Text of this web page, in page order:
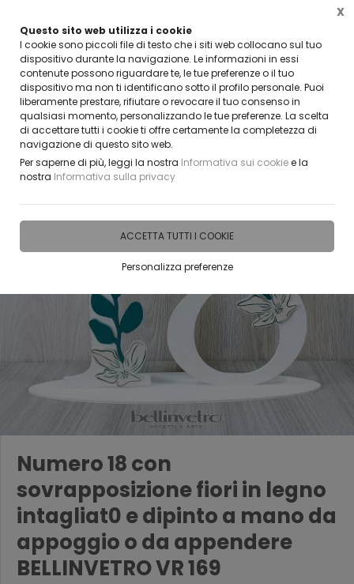
Questo sito web utilizza i cookie
I cookie sono piccoli file di testo che i siti web collocano sul tuo
dispositivo durante la navigazione. Le informazioni in essi
contenute possono riguardare te, le tue preferenze o il tuo
dispositivo ma non ti identificano sotto il profilo personale. Puoi
liberamente prestare, rifiutare o revocare il tuo consenso in
qualsiasi momento, personalizzando le tue preferenze. La scelta
di accettare tutti i cookie ti offre certamente la completezza di
navigazione di questo sito web.
Per saperne di più, leggi la nostra Informativa sui cookiee la
nostra Informativa sulla privacy
ACCETTA TUTTI I COOKIE
Personalizza preferenze
X
VUOI DIVENTARE UN NOSTRO RIVENDITORE?
CONTATTACI
Home IDEE E REGALI PERSONALIZZABILI NUMERI ED ELEMENTI DECORATIVI PER
Numero 18 con
sovrapposizione fiori in legno
intagliat0 e dipinto a mano da
appoggio o da appendere
BELLINVETRO VR 169